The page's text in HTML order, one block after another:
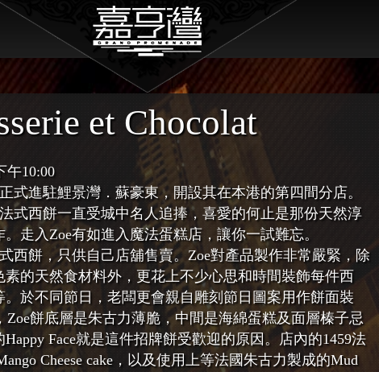
et Chocolat
午10:00
式進駐鯉景灣．蘇豪東，開設其在本港的第四間分店。
式西餅一直受城中名人追捧，喜愛的何止是那份天然淳
走入Zoe有如進入魔法蛋糕店，讓你一試難忘。
西餅，只供自己店舖售賣。Zoe對產品製作非常嚴緊，除
的天然食材料外，更花上不少心思和時間裝飾每件西
於不同節日，老闆更會親自雕刻節日圖案用作餅面裝
Zoe餅底層是朱古力薄脆，中間是海綿蛋糕及面層榛子忌
Face就是這件招牌餅受歡迎的原因。店內的1459法
Cheese cake，以及使用上等法國朱古力製成的Mud